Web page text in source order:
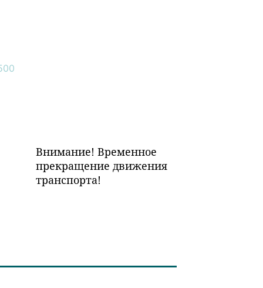
Внимание! Временное
прекращение движения
транспорта!